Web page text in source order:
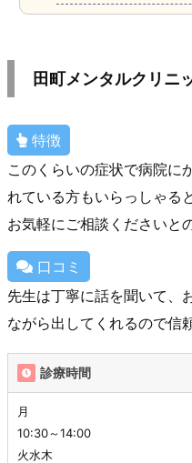
田町メンタルクリニ
特徴
このくらいの症状で病院に
れている方もいらっしゃる
お気軽にご相談くださいと
口コミ
先生は丁寧に話を聞いて、
ながら出してくれるので信
診療時間
月
10:30～14:00
火水木